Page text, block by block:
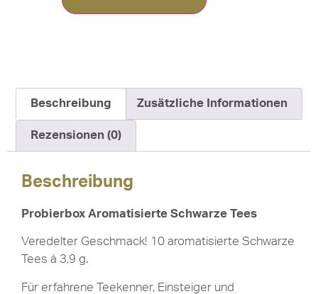
Beschreibung Zusätzliche Informationen
Rezensionen (0)
Beschreibung
Probierbox Aromatisierte Schwarze Tees
Veredelter Geschmack! 10 aromatisierte Schwarze
Tees à 3,9 g.
Für erfahrene Teekenner, Einsteiger und